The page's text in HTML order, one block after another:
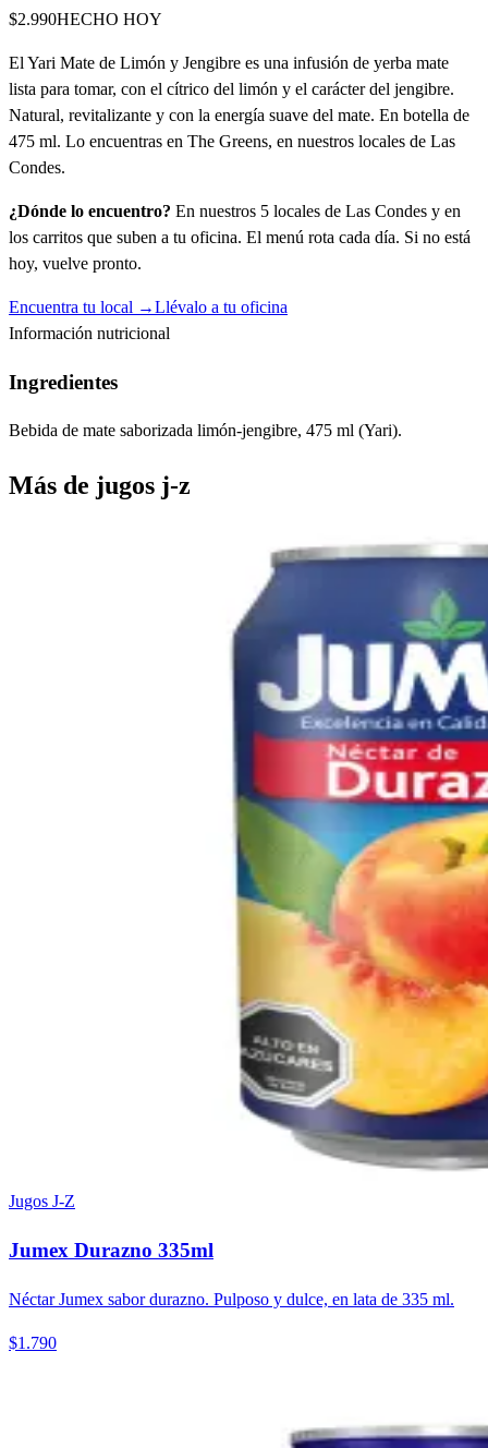
$2.990HECHO HOY
El Yari Mate de Limón y Jengibre es una infusión de yerba mate
lista para tomar, con el cítrico del limón y el carácter del jengibre.
Natural, revitalizante y con la energía suave del mate. En botella de
475 ml. Lo encuentras en The Greens, en nuestros locales de Las
Condes.
¿Dónde lo encuentro? En nuestros 5 locales de Las Condes y en
los carritos que suben a tu oficina. El menú rota cada día. Si no está
hoy, vuelve pronto.
Encuentra tu local →Llévalo a tu oficina
Información nutricional
Ingredientes
Bebida de mate saborizada limón-jengibre, 475 ml (Yari).
Más de jugos j-z
Jugos J-Z
Jumex Durazno 335ml
Néctar Jumex sabor durazno. Pulposo y dulce, en lata de 335 ml.
$1.790